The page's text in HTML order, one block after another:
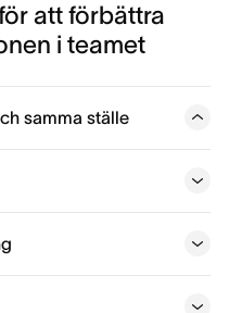
att förbättra
i teamet
samma ställe
informationskrångel och
teamet. Använd ett